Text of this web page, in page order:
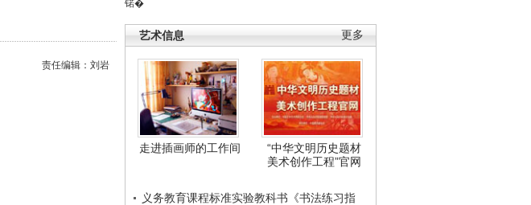
锘�
更多
艺术信息
走进插画师的工作间
“中华文明历史题材
美术创作工程”官网
义务教育课程标准实验教科书《书法练习指
责任编辑：刘岩